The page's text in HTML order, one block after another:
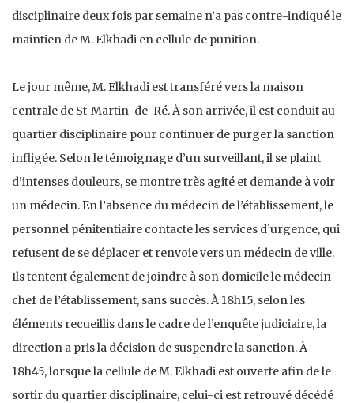
disciplinaire deux fois par semaine n’a pas contre-indiqué le
maintien de M. Elkhadi en cellule de punition.
Le jour même, M. Elkhadi est transféré vers la maison
centrale de St-Martin-de-Ré. À son arrivée, il est conduit au
quartier disciplinaire pour continuer de purger la sanction
infligée. Selon le témoignage d’un surveillant, il se plaint
d’intenses douleurs, se montre très agité et demande à voir
un médecin. En l’absence du médecin de l’établissement, le
personnel pénitentiaire contacte les services d’urgence, qui
refusent de se déplacer et renvoie vers un médecin de ville.
Ils tentent également de joindre à son domicile le médecin-
chef de l’établissement, sans succès. À 18h15, selon les
éléments recueillis dans le cadre de l’enquête judiciaire, la
direction a pris la décision de suspendre la sanction. À
18h45, lorsque la cellule de M. Elkhadi est ouverte afin de le
sortir du quartier disciplinaire, celui-ci est retrouvé décédé